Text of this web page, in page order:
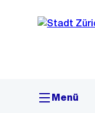
Navigation
Sprunglink
Menü